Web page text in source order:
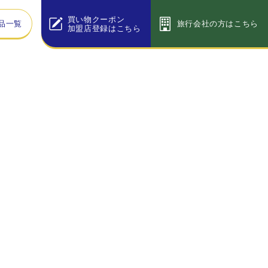
一覧
買い物クーポン
加盟店登録はこちら
旅行会社の方はこちら